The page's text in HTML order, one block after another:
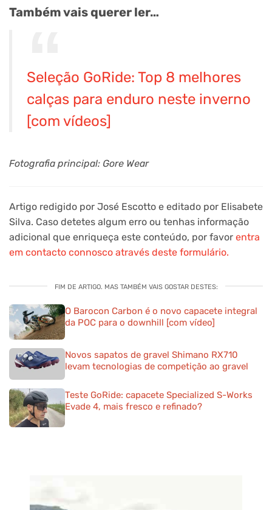
Também vais querer ler…
Seleção GoRide: Top 8 melhores
calças para enduro neste inverno
[com vídeos]
Fotografia principal: Gore Wear
Artigo redigido por José Escotto e editado por Elisabete
Silva. Caso detetes algum erro ou tenhas informação
adicional que enriqueça este conteúdo, por favor entra
em contacto connosco através deste formulário.
FIM DE ARTIGO. MAS TAMBÉM VAIS GOSTAR DESTES:
O Barocon Carbon é o novo capacete integral
da POC para o downhill [com vídeo]
Novos sapatos de gravel Shimano RX710
levam tecnologias de competição ao gravel
Teste GoRide: capacete Specialized S-Works
Evade 4, mais fresco e refinado?